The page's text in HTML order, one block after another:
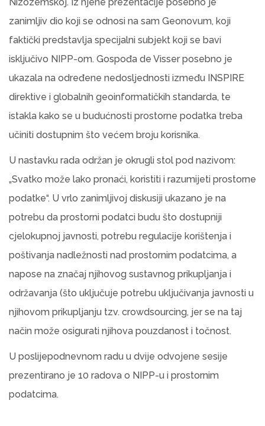
zanimljiv dio koji se odnosi na sam Geonovum, koji
faktički predstavlja specijalni subjekt koji se bavi
isključivo NIPP-om. Gospođa de Visser posebno je
ukazala na određene nedosljednosti između INSPIRE
direktive i globalnih geoinformatičkih standarda, te
istakla kako se u budućnosti prostorne podatka treba
učiniti dostupnim što većem broju korisnika.
U nastavku rada održan je okrugli stol pod nazivom:
„Svatko može lako pronaći, koristiti i razumijeti prostorne
podatke“. U vrlo zanimljivoj diskusiji ukazano je na
potrebu da prostorni podatci budu što dostupniji
cjelokupnoj javnosti, potrebu regulacije korištenja i
poštivanja nadležnosti nad prostornim podatcima, a
napose na značaj njihovog sustavnog prikupljanja i
održavanja (što uključuje potrebu uključivanja javnosti u
njihovom prikupljanju tzv. crowdsourcing, jer se na taj
način može osigurati njihova pouzdanost i točnost.
U poslijepodnevnom radu u dvije odvojene sesije
prezentirano je 10 radova o NIPP-u i prostornim
podatcima.